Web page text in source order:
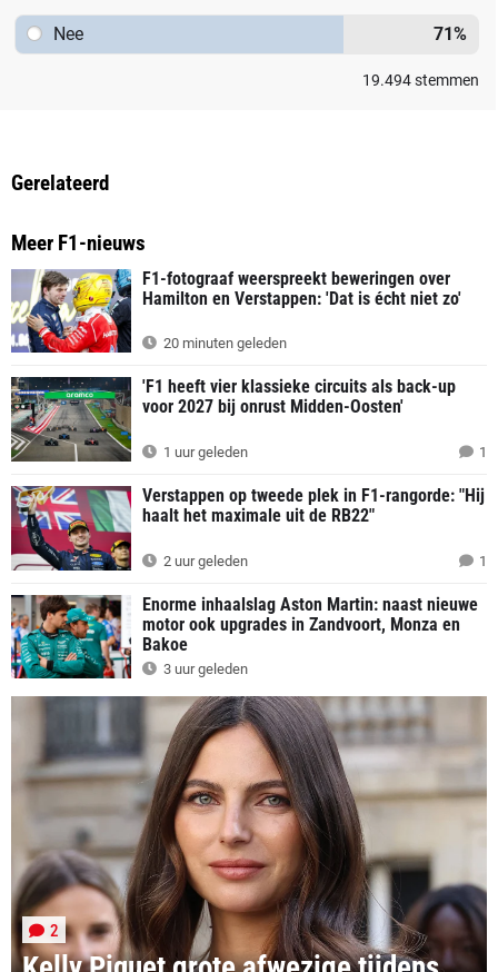
Nee 71%
19.494stemmen
Gerelateerd
Meer F1-nieuws
F1-fotograaf weerspreekt beweringen over
Hamilton en Verstappen: 'Dat is écht niet zo'
20 minuten geleden
'F1 heeft vier klassieke circuits als back-up
voor 2027 bij onrust Midden-Oosten'
1 uur geleden 1
Verstappen op tweede plek in F1-rangorde: "Hij
haalt het maximale uit de RB22"
2 uur geleden 1
Enorme inhaalslag Aston Martin: naast nieuwe
motor ook upgrades in Zandvoort, Monza en
Bakoe
3 uur geleden
2